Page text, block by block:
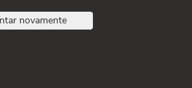
novamente